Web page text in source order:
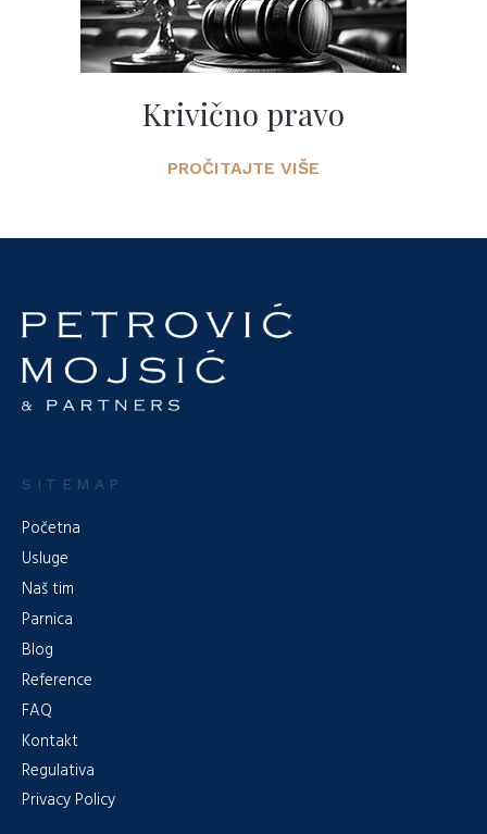
Krivično pravo
PROČITAJTE VIŠE
SITEMAP
Početna
Usluge
Naš tim
Parnica
Blog
Reference
FAQ
Kontakt
Regulativa
Privacy Policy